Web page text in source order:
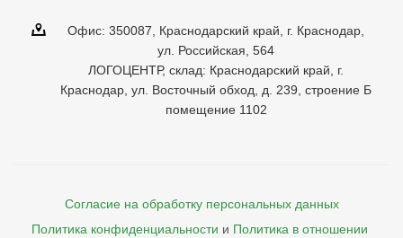
Офис: 350087, Краснодарский край, г. Краснодар,
ул. Российская, 564
ЛОГОЦЕНТР, склад: Краснодарский край, г.
Краснодар, ул. Восточный обход, д. 239, строение Б
помещение 1102
Согласие на обработку персональных данных
Политика конфиденциальности и Политика в отношении